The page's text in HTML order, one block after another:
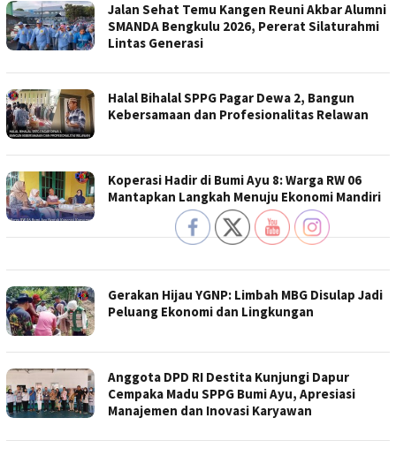
Jalan Sehat Temu Kangen Reuni Akbar Alumni
SMANDA Bengkulu 2026, Pererat Silaturahmi
Lintas Generasi
Halal Bihalal SPPG Pagar Dewa 2, Bangun
Kebersamaan dan Profesionalitas Relawan
Koperasi Hadir di Bumi Ayu 8: Warga RW 06
Mantapkan Langkah Menuju Ekonomi Mandiri
Gerakan Hijau YGNP: Limbah MBG Disulap Jadi
Peluang Ekonomi dan Lingkungan
Anggota DPD RI Destita Kunjungi Dapur
Cempaka Madu SPPG Bumi Ayu, Apresiasi
Manajemen dan Inovasi Karyawan